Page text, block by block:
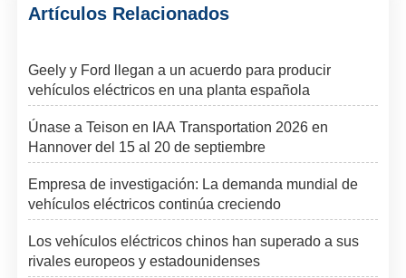
Artículos Relacionados
Geely y Ford llegan a un acuerdo para producir
vehículos eléctricos en una planta española
Únase a Teison en IAA Transportation 2026 en
Hannover del 15 al 20 de septiembre
Empresa de investigación: La demanda mundial de
vehículos eléctricos continúa creciendo
Los vehículos eléctricos chinos han superado a sus
rivales europeos y estadounidenses